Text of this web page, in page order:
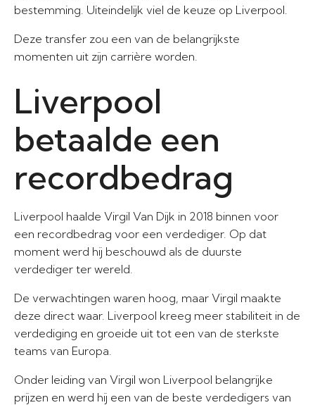
bestemming. Uiteindelijk viel de keuze op Liverpool.
Deze transfer zou een van de belangrijkste
momenten uit zijn carrière worden.
Liverpool
betaalde een
recordbedrag
Liverpool haalde Virgil Van Dijk in 2018 binnen voor
een recordbedrag voor een verdediger. Op dat
moment werd hij beschouwd als de duurste
verdediger ter wereld.
De verwachtingen waren hoog, maar Virgil maakte
deze direct waar. Liverpool kreeg meer stabiliteit in de
verdediging en groeide uit tot een van de sterkste
teams van Europa.
Onder leiding van Virgil won Liverpool belangrijke
prijzen en werd hij een van de beste verdedigers van